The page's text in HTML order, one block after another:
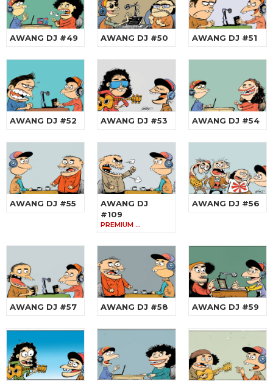
AWANG DJ #49 AWANG DJ #50 AWANG DJ #51
AWANG DJ #52 AWANG DJ #53 AWANG DJ #54
AWANG DJ #55
AWANG DJ
#109
PREMIUM …
AWANG DJ #56
AWANG DJ #57 AWANG DJ #58 AWANG DJ #59